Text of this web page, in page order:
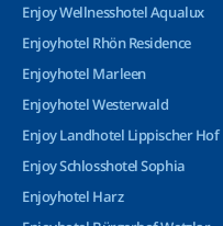
Enjoy Wellnesshotel Aqualux
Enjoyhotel Rhön Residence
Enjoyhotel Marleen
Enjoyhotel Westerwald
Enjoy Landhotel Lippischer Hof
Enjoy Schlosshotel Sophia
Enjoyhotel Harz